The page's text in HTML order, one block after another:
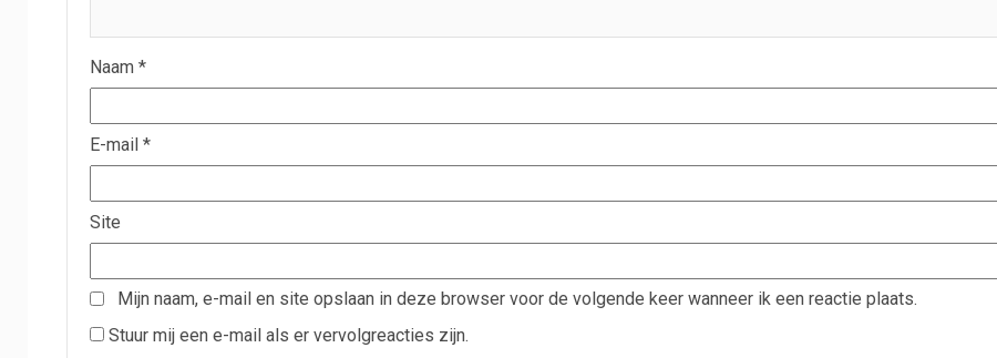
Naam *
E-mail *
Site
Mijn naam, e-mail en site opslaan in deze browser voor de volgende keer wanneer ik een reactie plaats.
Stuur mij een e-mail als er vervolgreacties zijn.